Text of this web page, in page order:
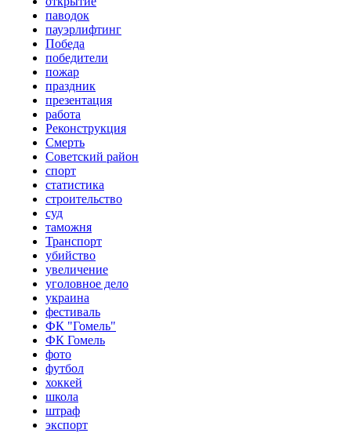
паводок
пауэрлифтинг
Победа
победители
пожар
праздник
презентация
работа
Реконструкция
Смерть
Советский район
спорт
статистика
строительство
суд
таможня
Транспорт
убийство
увеличение
уголовное дело
украина
фестиваль
ФК "Гомель"
ФК Гомель
фото
футбол
хоккей
школа
штраф
экспорт